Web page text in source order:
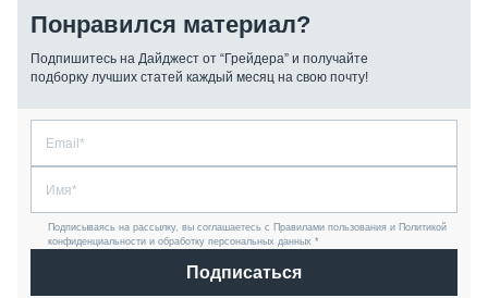
Понравился материал?
Подпишитесь на Дайджест от “Грейдера” и получайте
подборку лучших статей каждый месяц на свою почту!
Подписываясь на рассылку, вы соглашаетесь с Правилами пользования и Политикой
конфиденциальности и обработку персональных данных *
Подписаться